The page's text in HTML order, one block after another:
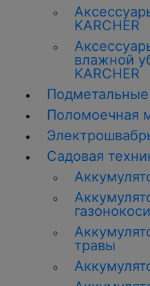
KARCHER
влажной
KARCHER
Поломоечная
Садовая
травы